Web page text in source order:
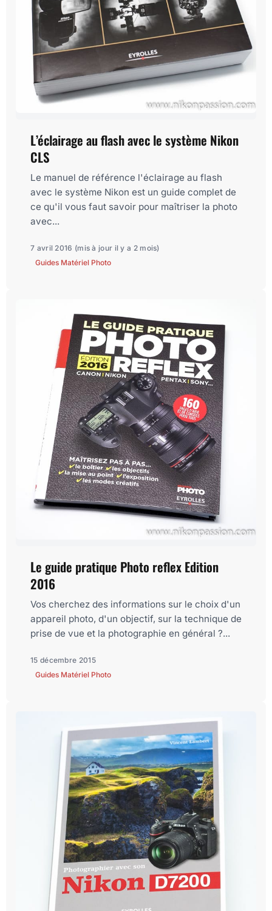
L’éclairage au flash avec le système Nikon
CLS
Le manuel de référence l'éclairage au flash
avec le système Nikon est un guide complet de
ce qu'il vous faut savoir pour maîtriser la photo
avec...
7 avril 2016 (mis à jour il y a 2 mois)
Guides Matériel Photo
Le guide pratique Photo reflex Edition
2016
Vos cherchez des informations sur le choix d'un
appareil photo, d'un objectif, sur la technique de
prise de vue et la photographie en général ?...
15 décembre 2015
Guides Matériel Photo